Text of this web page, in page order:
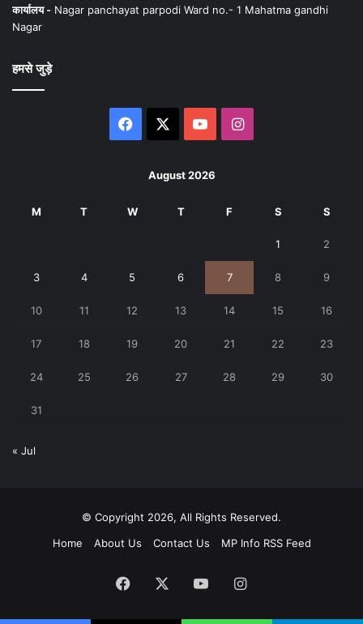
कार्यालय - Nagar panchayat parpodi Ward no.- 1 Mahatma gandhi
Nagar
हमसे जुड़े
Facebook YouTubeInstagram
August 2026
M T W T F S S
1 2
3 4 5 6 7 8 9
10 11 12 13 14 15 16
17 18 19 20 21 22 23
24 25 26 27 28 29 30
31
« Jul
© Copyright 2026, All Rights Reserved.
Home
About Us Contact Us MP Info RSS Feed
Facebook YouTubeInstagram